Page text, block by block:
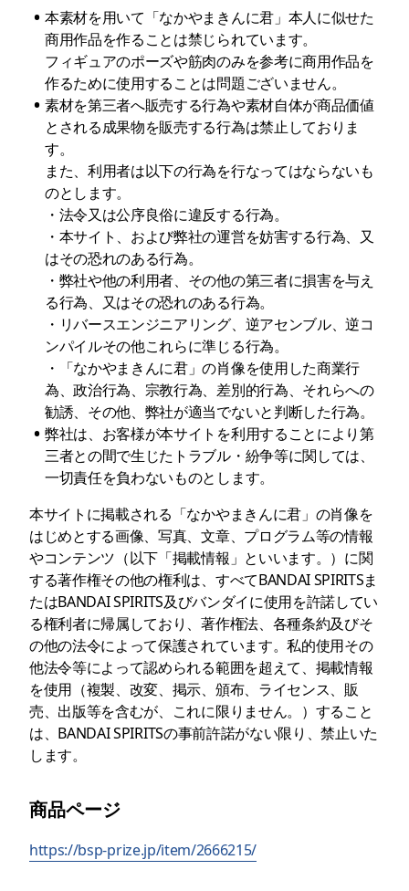
• 本素材を用いて「なかやまきんに君」本人に似せた
商用作品を作ることは禁じられています。
フィギュアのポーズや筋肉のみを参考に商用作品を
作るために使用することは問題ございません。
• 素材を第三者へ販売する行為や素材自体が商品価値
とされる成果物を販売する行為は禁止しておりま
す。
また、利用者は以下の行為を行なってはならないも
のとします。
・法令又は公序良俗に違反する行為。
・本サイト、および弊社の運営を妨害する行為、又
はその恐れのある行為。
・弊社や他の利用者、その他の第三者に損害を与え
る行為、又はその恐れのある行為。
・リバースエンジニアリング、逆アセンブル、逆コ
ンパイルその他これらに準じる行為。
・「なかやまきんに君」の肖像を使用した商業行
為、政治行為、宗教行為、差別的行為、それらへの
勧誘、その他、弊社が適当でないと判断した行為。
• 弊社は、お客様が本サイトを利用することにより第
三者との間で生じたトラブル・紛争等に関しては、
一切責任を負わないものとします。
本サイトに掲載される「なかやまきんに君」の肖像を
はじめとする画像、写真、文章、プログラム等の情報
やコンテンツ（以下「掲載情報」といいます。）に関
する著作権その他の権利は、すべてBANDAI SPIRITSま
たはBANDAI SPIRITS及びバンダイに使用を許諾してい
る権利者に帰属しており、著作権法、各種条約及びそ
の他の法令によって保護されています。私的使用その
他法令等によって認められる範囲を超えて、掲載情報
を使用（複製、改変、掲示、頒布、ライセンス、販
売、出版等を含むが、これに限りません。）すること
は、BANDAI SPIRITSの事前許諾がない限り、禁止いた
します。
商品ページ
https://bsp-prize.jp/item/2666215/